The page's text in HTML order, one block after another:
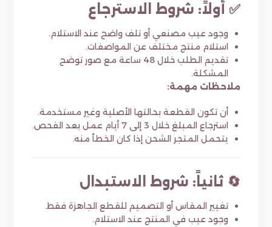
✅ أولاً: شروط الاسترجاع
وجود عيب مصنعي أو تلف واضح عند الاستلام.
استلام منتج مختلف عن المواصفات.
تقديم الطلب خلال 48 ساعة مع صور توضح
المشكلة.
ملاحظات مهمة:
أن تكون القطعة بحالتها الأصلية وغير مستخدمة.
استرجاع المبلغ خلال 3 إلى 7 أيام عمل بعد الفحص.
يتحمل المتجر الشحن إذا كان الخطأ منه.
🔄 ثانياً: شروط الاستبدال
تغيير المقاس أو التصميم للقطع الجاهزة فقط.
وجود عيب في المنتج عند الاستلام.